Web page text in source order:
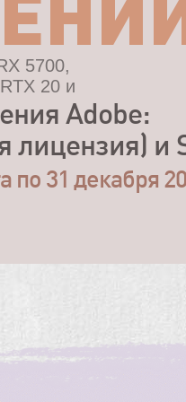
5700,
20 и
Adobe:
лицензия) и
по 31 декабря